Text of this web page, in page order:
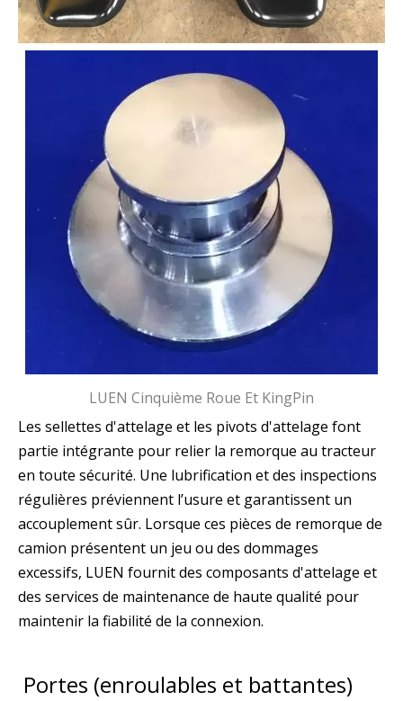
LUEN Cinquième Roue Et KingPin
Les sellettes d'attelage et les pivots d'attelage font
partie intégrante pour relier la remorque au tracteur
en toute sécurité. Une lubrification et des inspections
régulières préviennent l’usure et garantissent un
accouplement sûr. Lorsque ces pièces de remorque de
camion présentent un jeu ou des dommages
excessifs, LUEN fournit des composants d'attelage et
des services de maintenance de haute qualité pour
maintenir la fiabilité de la connexion.
Portes (enroulables et battantes)